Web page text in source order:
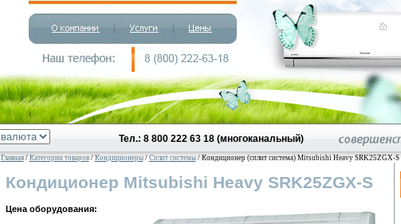
Тел.: 8 800 222 63 18 (многоканальный)
Главная/ Категории товаров/ Кондиционеры/ Сплит системы/ Кондиционер (сплит система) Mitsubishi Heavy SRK25ZGX-S
Кондиционер Mitsubishi Heavy SRK25ZGX-S
Цена оборудования: